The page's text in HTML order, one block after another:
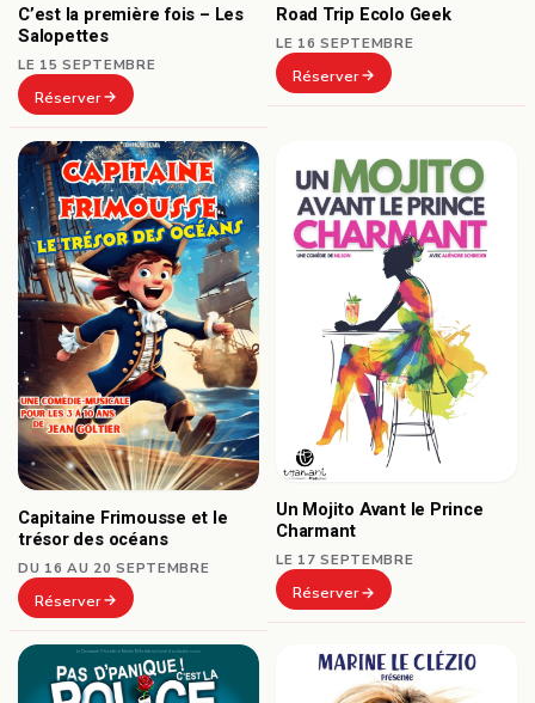
C’est la première fois – Les
Salopettes
LE 15 SEPTEMBRE
Réserver
Road Trip Ecolo Geek
LE 16 SEPTEMBRE
Réserver
Capitaine Frimousse et le
trésor des océans
DU 16 AU 20 SEPTEMBRE
Réserver
Un Mojito Avant le Prince
Charmant
LE 17 SEPTEMBRE
Réserver